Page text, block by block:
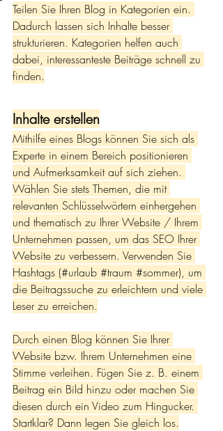
Teilen Sie Ihren Blog in Kategorien ein.
Dadurch lassen sich Inhalte besser
strukturieren. Kategorien helfen auch
dabei, interessanteste Beiträge schnell zu
finden.
Inhalte erstellen
Mithilfe eines Blogs können Sie sich als
Experte in einem Bereich positionieren
und Aufmerksamkeit auf sich ziehen.
Wählen Sie stets Themen, die mit
relevanten Schlüsselwörtern einhergehen
und thematisch zu Ihrer Website / Ihrem
Unternehmen passen, um das SEO Ihrer
Website zu verbessern. Verwenden Sie
Hashtags (#urlaub #traum #sommer), um
die Beitragssuche zu erleichtern und viele
Leser zu erreichen.
Durch einen Blog können Sie Ihrer
Website bzw. Ihrem Unternehmen eine
Stimme verleihen. Fügen Sie z. B. einem
Beitrag ein Bild hinzu oder machen Sie
diesen durch ein Video zum Hingucker.
Startklar? Dann legen Sie gleich los.